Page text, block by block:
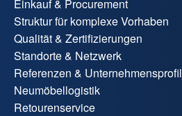
Einkauf & Procurement
Struktur für komplexe Vorhaben
Qualität & Zertifizierungen
Standorte & Netzwerk
Referenzen & Unternehmensprofil
Neumöbellogistik
Retourenservice